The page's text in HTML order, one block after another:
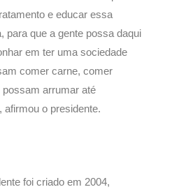
e educar essa
para que a gente possa daqui
em ter uma sociedade
comer carne, comer
arrumar até
afirmou o presidente.
foi criado em 2004,